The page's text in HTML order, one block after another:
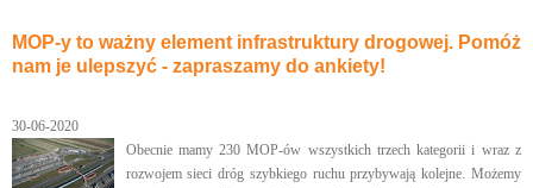
MOP-y to ważny element infrastruktury drogowej. Pomóż
nam je ulepszyć - zapraszamy do ankiety!
30-06-2020
Obecnie mamy 230 MOP-ów wszystkich trzech kategorii i wraz z
rozwojem sieci dróg szybkiego ruchu przybywają kolejne. Możemy